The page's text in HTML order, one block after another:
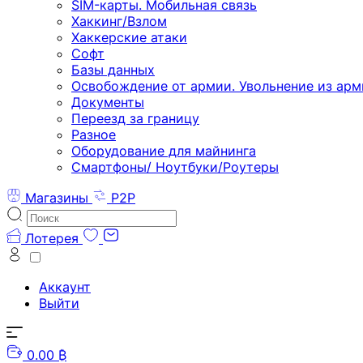
SIM-карты. Мобильная связь
Хаккинг/Взлом
Хаккерские атаки
Софт
Базы данных
Освобождение от армии. Увольнение из
Документы
Переезд за границу
Разное
Оборудование для майнинга
Смартфоны/ Ноутбуки/Роутеры
Магазины
P2P
Лотерея
Аккаунт
Выйти
0.00 ₿